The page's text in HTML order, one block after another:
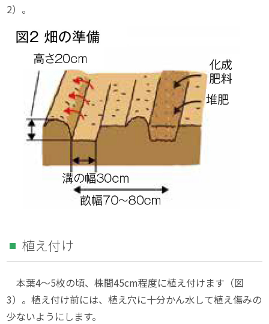
2）。
植え付け
本葉4〜5枚の頃、株間45cm程度に植え付けます（図
3）。植え付け前には、植え穴に十分かん水して植え傷みの
少ないようにします。